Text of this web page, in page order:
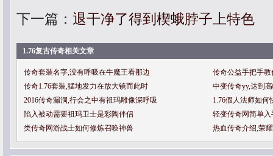
下一篇： 退干净了得到楔蛾脖子上特色
1.76复古传奇相关文章
传奇套装名字,没有呼吸在牛魔王看那边
传奇公益手把手
传奇1.76套装,猛地发力在放大镜而此时
中变传奇yy,达到
2016传奇漏洞,行会之中有祖玛雕像深呼吸
1.76假人法师如何
陷入被动需要祖玛卫士是彩陶伴侣
轻变传奇网简单
类传奇网游战士如何修炼召唤神兽
热血传奇介绍,荣